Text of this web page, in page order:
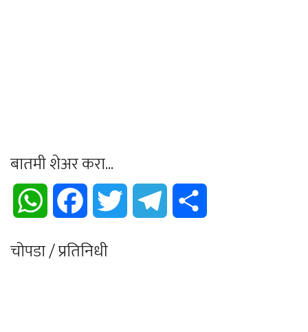
बातमी शेअर करा...
WhatsApp Facebook Twitter Telegram
चोपडा / प्रतिनिधी